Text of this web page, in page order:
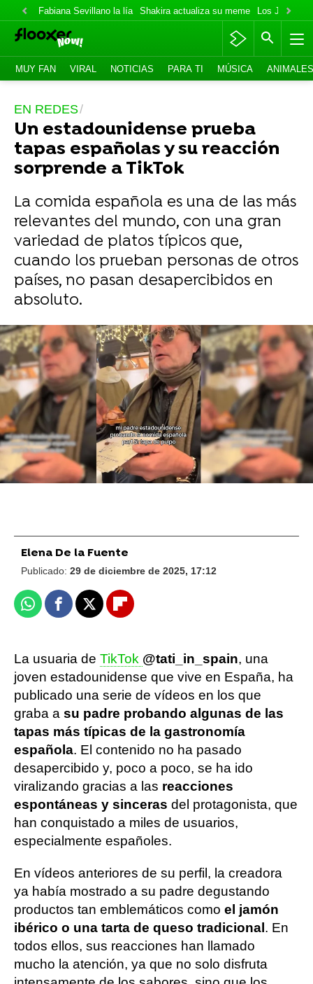
Fabiana Sevillano la lía Shakira actualiza su meme Los Jonas
MUY FAN VIRAL NOTICIAS PARA TI MÚSICA ANIMALES
EN REDES
Un estadounidense prueba
tapas españolas y su reacción
sorprende a TikTok
La comida española es una de las más
relevantes del mundo, con una gran
variedad de platos típicos que,
cuando los prueban personas de otros
países, no pasan desapercibidos en
absoluto.
FOTO: Tiktok/@tati_in_spain
Cristian Ventura, el camarero viral de TikTok,
denuncia un robo en Madrid que le deja sin su
equipo de trabajo
Un casting muy bizarro conquista TikTok: la
búsqueda del pelo más graso del año se
vuelve viral
Elena De la Fuente
Publicado: 29 de diciembre de 2025, 17:12
WhatsappFacebook
X Flipboard
La usuaria de TikTok @tati_in_spain, una
joven estadounidense que vive en España, ha
publicado una serie de vídeos en los que
graba a su padre probando algunas de las
tapas más típicas de la gastronomía
española. El contenido no ha pasado
desapercibido y, poco a poco, se ha ido
viralizando gracias a las reacciones
espontáneas y sinceras del protagonista, que
han conquistado a miles de usuarios,
especialmente españoles.
En vídeos anteriores de su perfil, la creadora
ya había mostrado a su padre degustando
productos tan emblemáticos como el jamón
ibérico o una tarta de queso tradicional . En
todos ellos, sus reacciones han llamado
mucho la atención, ya que no solo disfruta